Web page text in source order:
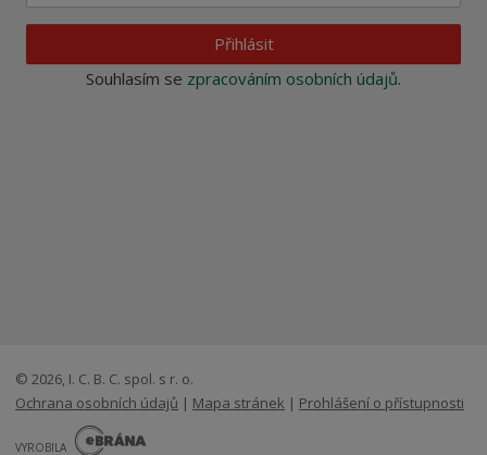
Přihlásit
Souhlasím se zpracováním osobních údajů.
© 2026, I. C. B. C. spol. s r. o.
Ochrana osobních údajů | Mapa stránek | Prohlášení o přístupnosti
VYROBILA